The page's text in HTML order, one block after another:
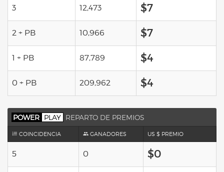
3 12,473 $7
2 + PB 10,966 $7
1 + PB 87,789 $4
0 + PB 209,962 $4
POWER PLAY REPARTO DE PREMIOS
COINCIDENCIA GANADORES US $ PREMIO
5 0 $0